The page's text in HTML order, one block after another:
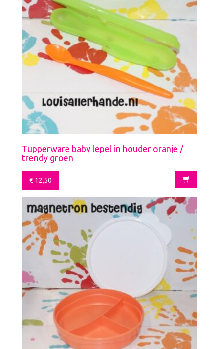
Tupperware baby lepel in houder oranje /
trendy groen
€ 12,50